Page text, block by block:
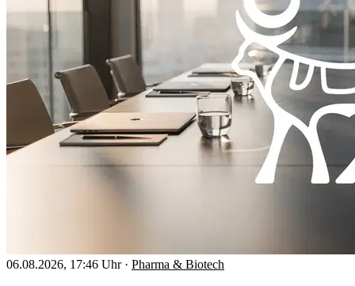
06.08.2026, 17:46 Uhr · Pharma & Biotech